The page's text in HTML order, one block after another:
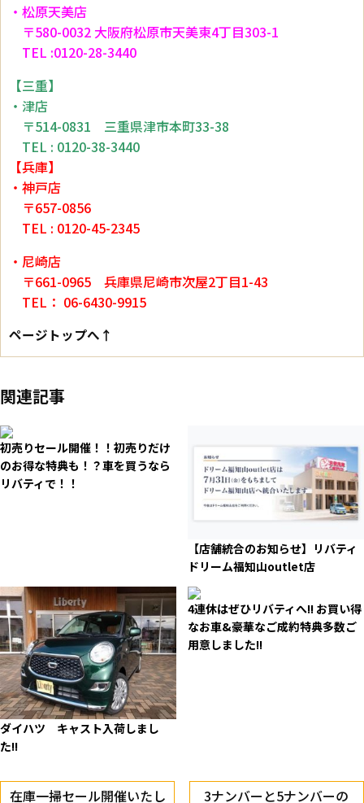
・松原天美店
〒580-0032 大阪府松原市天美東4丁目303-1
TEL :0120-28-3440
【三重】
・津店
〒514-0831 三重県津市本町33-38
TEL : 0120-38-3440
【兵庫】
・神戸店
〒657-0856
TEL : 0120-45-2345
・尼崎店
〒661-0965 兵庫県尼崎市次屋2丁目1-43
TEL： 06-6430-9915
ページトップへ↑
関連記事
初売りセール開催！！初売りだけ
のお得な特典も！？車を買うなら
リバティで！！
【店舗統合のお知らせ】リバティ
ドリーム福知山outlet店
ダイハツ キャスト入荷しまし
た!!
4連休はぜひリバティへ!! お買い得
なお車&豪華なご成約特典多数ご
用意しました!!
在庫一掃セール開催いたし 3ナンバーと5ナンバーの